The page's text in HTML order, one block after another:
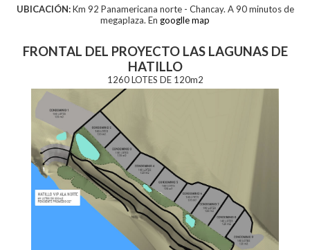
UBICACIÓN:Km 92 Panamericana norte - Chancay. A 90 minutos de
megaplaza. En googlle map
FRONTAL DEL PROYECTO LAS LAGUNAS DE
HATILLO
1260 LOTES DE 120m2